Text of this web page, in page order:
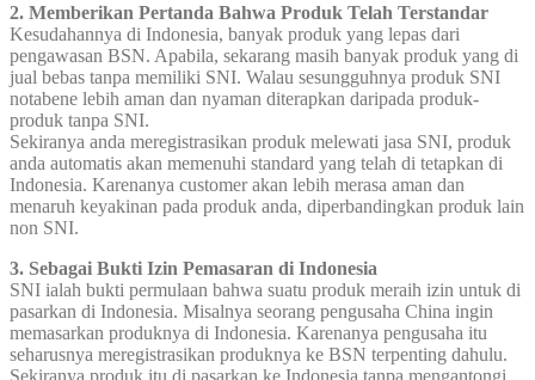
2. Memberikan Pertanda Bahwa Produk Telah Terstandar
Kesudahannya di Indonesia, banyak produk yang lepas dari
pengawasan BSN. Apabila, sekarang masih banyak produk yang di
jual bebas tanpa memiliki SNI. Walau sesungguhnya produk SNI
notabene lebih aman dan nyaman diterapkan daripada produk-
produk tanpa SNI.
Sekiranya anda meregistrasikan produk melewati jasa SNI, produk
anda automatis akan memenuhi standard yang telah di tetapkan di
Indonesia. Karenanya customer akan lebih merasa aman dan
menaruh keyakinan pada produk anda, diperbandingkan produk lain
non SNI.
3. Sebagai Bukti Izin Pemasaran di Indonesia
SNI ialah bukti permulaan bahwa suatu produk meraih izin untuk di
pasarkan di Indonesia. Misalnya seorang pengusaha China ingin
memasarkan produknya di Indonesia. Karenanya pengusaha itu
seharusnya meregistrasikan produknya ke BSN terpenting dahulu.
Sekiranya produk itu di pasarkan ke Indonesia tanpa mengantongi